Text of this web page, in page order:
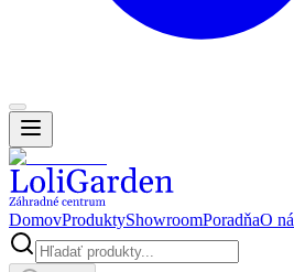
DomovProduktyShowroomPoradňaO